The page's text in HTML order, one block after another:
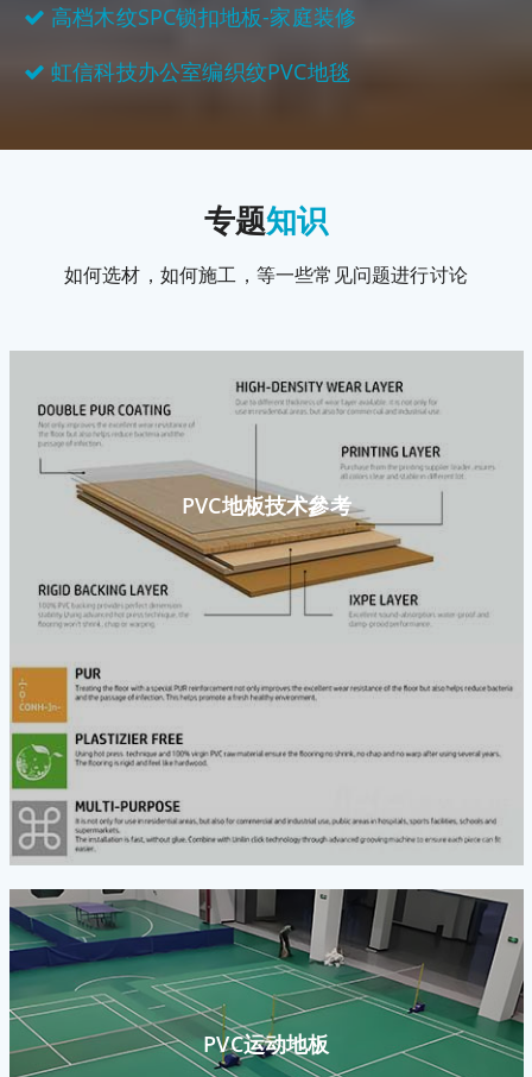
高档木纹SPC锁扣地板-家庭装修
虹信科技办公室编织纹PVC地毯
专题知识
如何选材，如何施工，等一些常见问题进行讨论
PVC地板技术參考
PVC运动地板